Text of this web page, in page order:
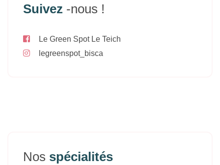
Suivez -nous !
Le Green Spot Le Teich
legreenspot_bisca
Nos spécialités